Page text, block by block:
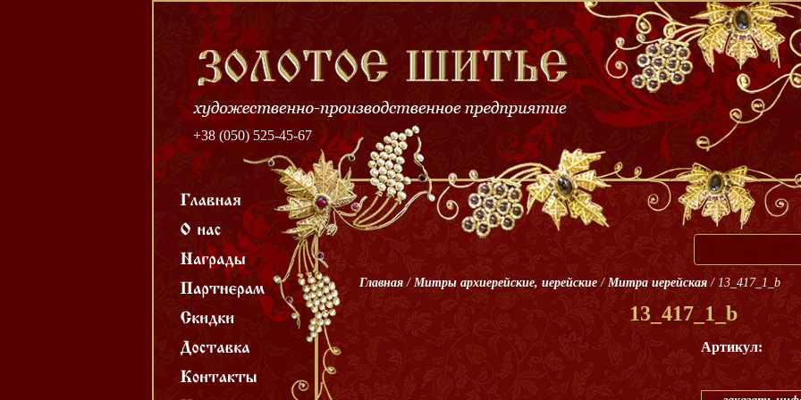
+38 (050) 525-45-67
Главная / Митры архиерейские, иерейские / Митра иерейская / 13_417_1_b
13_417_1_b
Артикул: